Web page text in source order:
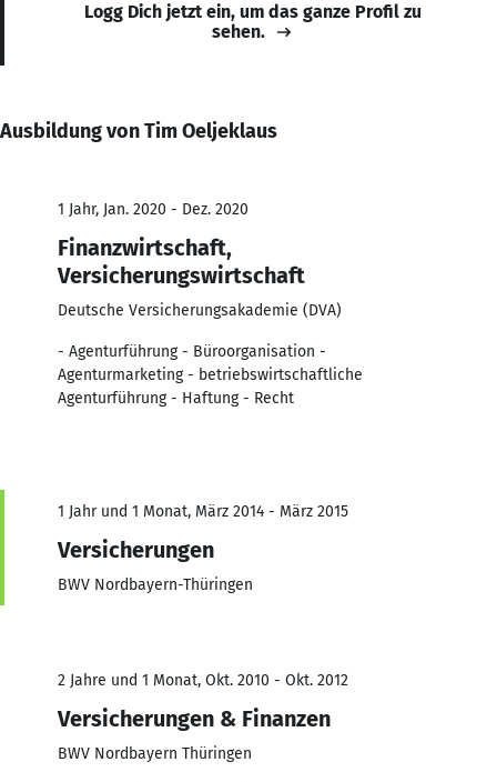
Logg Dich jetzt ein, um das ganze Profil zu
sehen.
Ausbildung von Tim Oeljeklaus
1 Jahr, Jan. 2020 - Dez. 2020
Finanzwirtschaft,
Versicherungswirtschaft
Deutsche Versicherungsakademie (DVA)
- Agenturführung - Büroorganisation -
Agenturmarketing - betriebswirtschaftliche
Agenturführung - Haftung - Recht
1 Jahr und 1 Monat, März 2014 - März 2015
Versicherungen
BWV Nordbayern-Thüringen
2 Jahre und 1 Monat, Okt. 2010 - Okt. 2012
Versicherungen & Finanzen
BWV Nordbayern Thüringen